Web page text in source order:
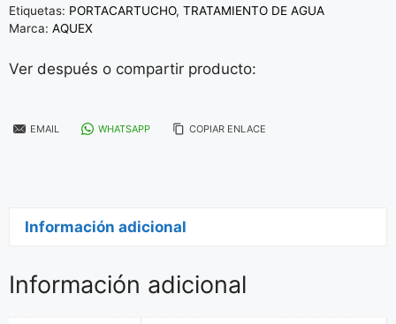
Etiquetas: PORTACARTUCHO, TRATAMIENTO DE AGUA
Marca: AQUEX
Ver después o compartir producto:
EMAIL WHATSAPP COPIAR ENLACE
Información adicional
Información adicional